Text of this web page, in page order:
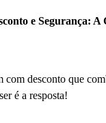
e Segurança:
com desconto que
é a resposta!